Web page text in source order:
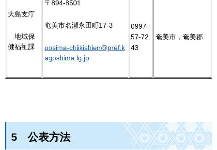
大島支庁
地域保
健福祉課
〒894-8501
奄美市名瀬永田町17-3
oosima-chiikishien@pref.k
agoshima.lg.jp
0997-
57-72
43
奄美市，奄美郡
5 公表方法